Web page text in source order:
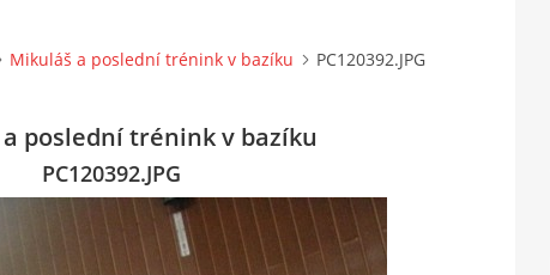
Mikuláš a poslední trénink v bazíku PC120392.JPG
poslední trénink v bazíku
PC120392.JPG